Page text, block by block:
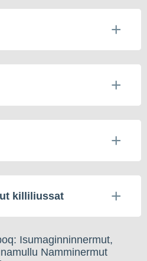
killiliussat
Isumaginninnermut,
Namminermut